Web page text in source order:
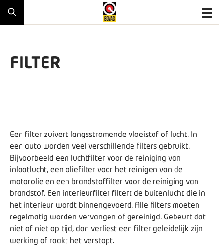
FILTER
Een filter zuivert langsstromende vloeistof of lucht. In
een auto worden veel verschillende filters gebruikt.
Bijvoorbeeld een luchtfilter voor de reiniging van
inlaatlucht, een oliefilter voor het reinigen van de
motorolie en een brandstoffilter voor de reiniging van
brandstof. Een interieurfilter filtert de buitenlucht die in
het interieur wordt binnengevoerd. Alle filters moeten
regelmatig worden vervangen of gereinigd. Gebeurt dat
niet of niet op tijd, dan verliest een filter geleidelijk zijn
werking of raakt het verstopt.